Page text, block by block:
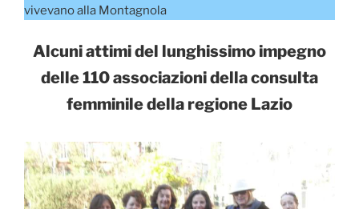
vivevano alla Montagnola
Alcuni attimi del lunghissimo impegno
delle 110 associazioni della consulta
femminile della regione Lazio